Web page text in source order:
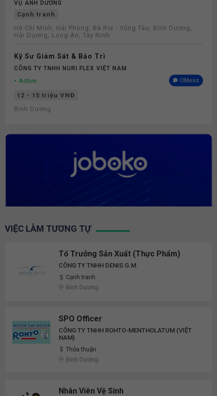
VỤ ÁNH DƯƠNG
Cạnh tranh
Hồ Chí Minh, Hải Phòng, Bà Rịa - Vũng Tàu, Bình Dương,
Hải Dương, Long An, Tây Ninh
Kỹ Sư Giám Sát & Bảo Trì
CÔNG TY TNHH NURI FLEX VIỆT NAM
Active OMess
12 - 15 triệu VNĐ
Bình Dương
VIỆC LÀM TƯƠNG TỰ
Tổ Trưởng Sản Xuất (Thực Phẩm)
CÔNG TY TNHH DENIS G.M.
Cạnh tranh
Bình Dương
SPO Officer
CÔNG TY TNHH ROHTO-MENTHOLATUM (VIỆT
NAM)
Thỏa thuận
Bình Dương
Nhân Viên Vệ Sinh